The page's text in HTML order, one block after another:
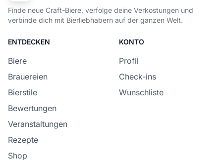
Finde neue Craft-Biere, verfolge deine Verkostungen und
verbinde dich mit Bierliebhabern auf der ganzen Welt.
ENTDECKEN
Biere
Brauereien
Bierstile
Bewertungen
Veranstaltungen
Rezepte
Shop
KONTO
Profil
Check-ins
Wunschliste